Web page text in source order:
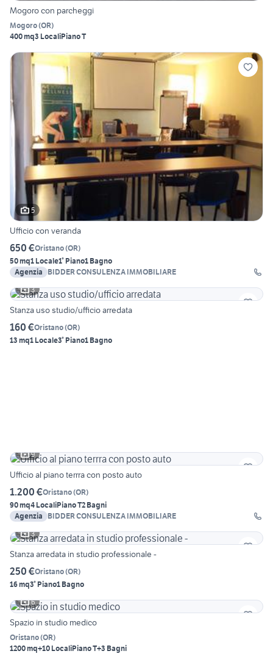
Mogoro con parcheggi
Mogoro(OR)
400 mq3 LocaliPiano T
5
Ufficio con veranda
650 €Oristano(OR)
50 mq1 Locale1° Piano1 Bagno
Agenzia
BIDDER CONSULENZA IMMOBILIARE
3
Stanza uso studio/ufficio arredata
160 €Oristano(OR)
13 mq1 Locale3° Piano1 Bagno
9
Ufficio al piano terrra con posto auto
1.200 €Oristano(OR)
90 mq4 LocaliPiano T2 Bagni
Agenzia
BIDDER CONSULENZA IMMOBILIARE
3
Stanza arredata in studio professionale -
250 €Oristano(OR)
16 mq3° Piano1 Bagno
6
Spazio in studio medico
Oristano(OR)
1200 mq+10 LocaliPiano T+3 Bagni